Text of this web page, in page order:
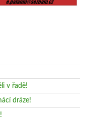
v řadě!
dráze!